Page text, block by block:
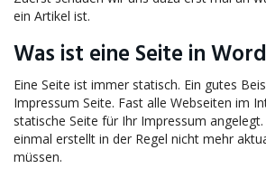
ein Artikel ist.
Was ist eine Seite in
Eine Seite ist immer statisch. Ein gutes
Impressum Seite. Fast alle Webseiten im
statische Seite für Ihr Impressum
einmal erstellt in der Regel nicht mehr
müssen.